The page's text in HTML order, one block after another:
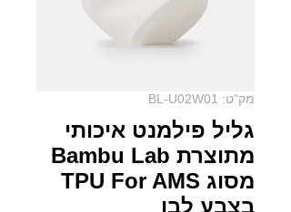
מק"ט: BL-U02W01
גליל פילמנט איכותי
מתוצרת Bambu Lab
מסוג TPU For AMS
בצבע לבן